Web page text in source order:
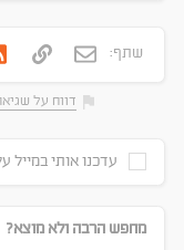
שתף:
דווח על
עדכנו אותי במייל
מחפש הרבה ולא מוצא?